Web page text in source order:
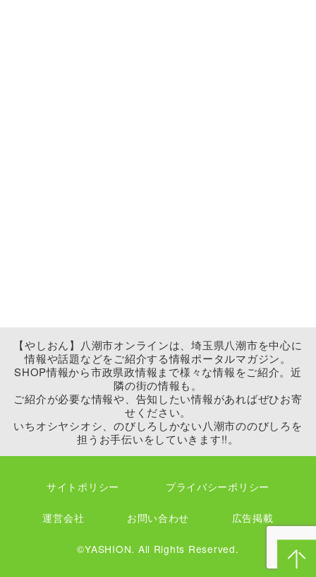
【やしおん】八潮市オンラインは、埼玉県八潮市を中心に
情報や話題などをご紹介する情報ポータルマガジン。
SHOP情報から市政県政情報まで様々な情報をご紹介。近
隣の街の情報も。
ご紹介が必要な情報や、告知したい情報があればぜひお寄
せください。
いちオシヤシオシ、のびしろしかない八潮市ののびしろを
担うお手伝いをしていきます!!。
サイトポリシー プライバシーポリシー
運営会社 お問い合わせ 広告掲載
©YASHION. All Rights Reserved.